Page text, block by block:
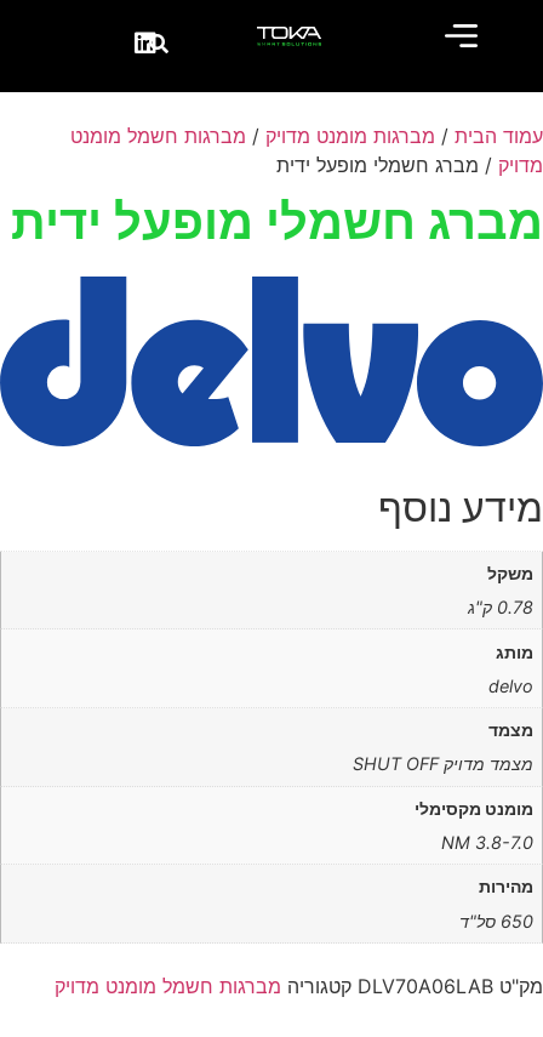
עמוד הבית / מברגות מומנט מדויק / מברגות חשמל מומנט
מדויק / מברג חשמלי מופעל ידית
מברג חשמלי מופעל ידית
מידע נוסף
משקל
0.78 ק"ג
מותג
delvo
מצמד
מצמד מדויק SHUT OFF
מומנט מקסימלי
NM 3.8-7.0
מהירות
650 סל"ד
מק"ט DLV70A06LAB קטגוריה מברגות חשמל מומנט מדויק